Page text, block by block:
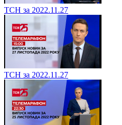
ТСН за 2022.11.27
ТСН за 2022.11.27